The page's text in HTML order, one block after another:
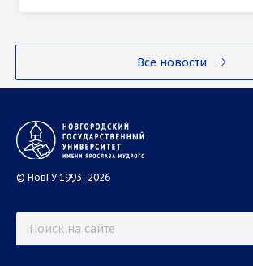
Все новости
© НовГУ 1993- 2026